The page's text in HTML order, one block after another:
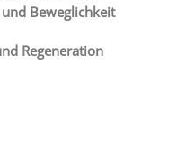
Beweglichkeit
Regeneration